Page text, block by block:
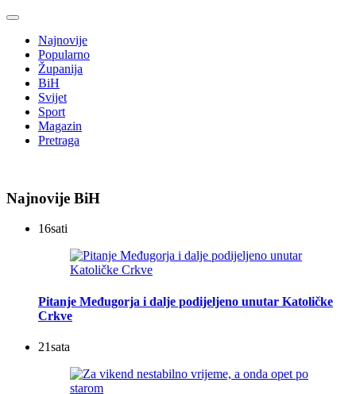
Najnovije
Popularno
Županija
BiH
Svijet
Sport
Magazin
Pretraga
Najnovije BiH
16sati
Pitanje Međugorja i dalje podijeljeno unutar Katoličke
Crkve
21sata